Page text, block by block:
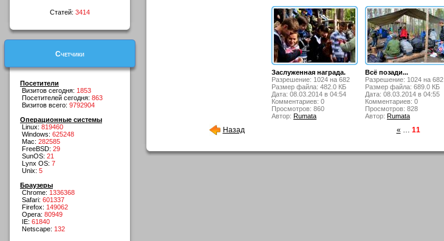
Статей: 3414
Счетчики
Посетители
Визитов сегодня: 1853
Посетителей сегодня: 863
Визитов всего: 9792904
Операционные системы
Linux: 819460
Windows: 625248
Mac: 282585
FreeBSD: 29
SunOS: 21
Lynx OS: 7
Unix: 5
Браузеры
Chrome: 1336368
Safari: 601337
Firefox: 149062
Opera: 80949
IE: 61840
Netscape: 132
Заслуженная награда.
Разрешение: 1024 на 682
Размер файла: 482.0 КБ
Дата: 08.03.2014 в 04:54
Комментариев: 0
Просмотров: 860
Автор: Rumata
Всё позади...
Разрешение: 1024 на 682
Размер файла: 689.0 КБ
Дата: 08.03.2014 в 04:55
Комментариев: 0
Просмотров: 828
Автор: Rumata
Назад « … 11